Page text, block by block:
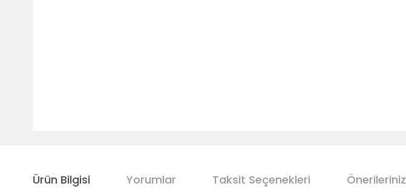
Ürün Bilgisi Yorumlar Taksit Seçenekleri Önerileriniz